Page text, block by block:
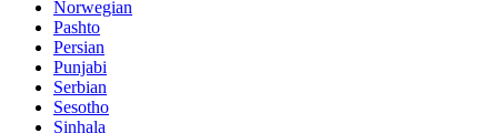
Norwegian
Pashto
Persian
Punjabi
Serbian
Sesotho
Sinhala